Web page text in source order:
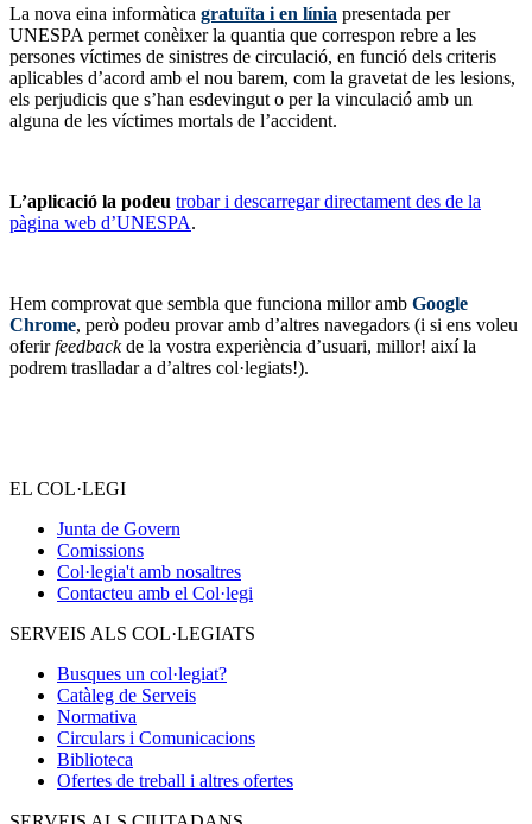
La nova eina informàtica gratuïta i en línia presentada per
UNESPA permet conèixer la quantia que correspon rebre a les
persones víctimes de sinistres de circulació, en funció dels criteris
aplicables d’acord amb el nou barem, com la gravetat de les lesions,
els perjudicis que s’han esdevingut o per la vinculació amb un
alguna de les víctimes mortals de l’accident.
L’aplicació la podeu trobar i descarregar directament des de la
pàgina web d’UNESPA.
Hem comprovat que sembla que funciona millor amb Google
Chrome, però podeu provar amb d’altres navegadors (i si ens voleu
oferirfeedbackde la vostra experiència d’usuari, millor! així la
podrem traslladar a d’altres col·legiats!).
EL COL·LEGI
Junta de Govern
Comissions
Col·legia't amb nosaltres
Contacteu amb el Col·legi
SERVEIS ALS COL·LEGIATS
Busques un col·legiat?
Catàleg de Serveis
Normativa
Circulars i Comunicacions
Biblioteca
Ofertes de treball i altres ofertes